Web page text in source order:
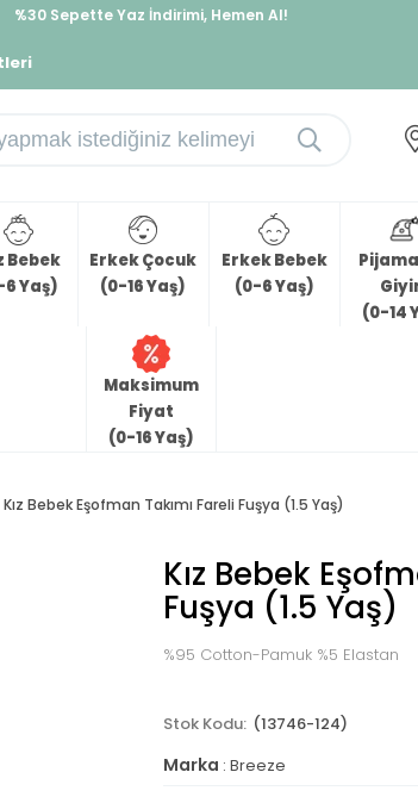
%30 Sepette Yaz İndirimi, Hemen Al!
Bebek
Yaş)
Erkek Çocuk
(0-16 Yaş)
Erkek Bebek
(0-6 Yaş)
(0-14
Maksimum
Fiyat
(0-16 Yaş)
Kız Bebek Eşofman Takımı Fareli Fuşya (1.5 Yaş)
Kız Bebek
Fuşya (1.5 Yaş)
%95 Cotton-Pamuk %5 Elastan
(13746-124)
Marka : Breeze